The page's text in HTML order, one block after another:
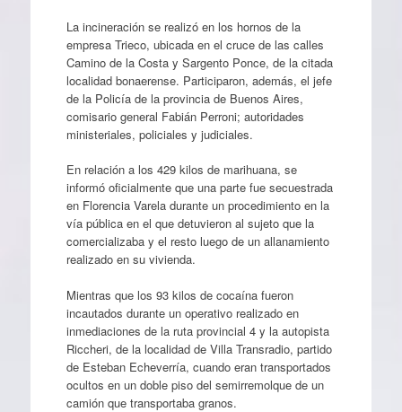
La incineración se realizó en los hornos de la
empresa Trieco, ubicada en el cruce de las calles
Camino de la Costa y Sargento Ponce, de la citada
localidad bonaerense. Participaron, además, el jefe
de la Policía de la provincia de Buenos Aires,
comisario general Fabián Perroni; autoridades
ministeriales, policiales y judiciales.
En relación a los 429 kilos de marihuana, se
informó oficialmente que una parte fue secuestrada
en Florencia Varela durante un procedimiento en la
vía pública en el que detuvieron al sujeto que la
comercializaba y el resto luego de un allanamiento
realizado en su vivienda.
Mientras que los 93 kilos de cocaína fueron
incautados durante un operativo realizado en
inmediaciones de la ruta provincial 4 y la autopista
Riccheri, de la localidad de Villa Transradio, partido
de Esteban Echeverría, cuando eran transportados
ocultos en un doble piso del semirremolque de un
camión que transportaba granos.